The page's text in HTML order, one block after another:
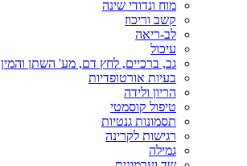
מוח ונדודי שינה
קשב וריכוז
לב-ריאה
עיכול
גב, ברכיים, לחץ דם, מע' השתן והמין
בעיות אורטופדיות
הריון ולידה
טיפול קוסמטי
תסמונות גנטיות
רגישות לקרינה
גמילה